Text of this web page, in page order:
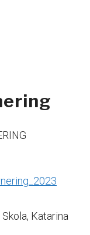
Katarina